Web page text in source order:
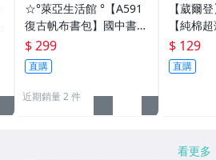
☆°萊亞生活館 °【A591
復古帆布書包】國中書
包-高中書包
$ 299
直購
近期銷量 2 件
【葳爾
【純棉
多本護
吸汗運
包隱形
$ 129
直購
看更多